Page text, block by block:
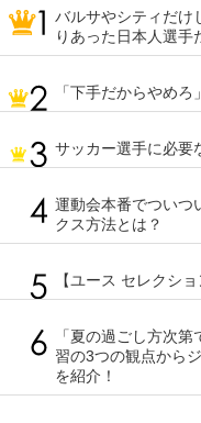
バルサやシティだ
りあった日本人選手
「下手だからやめ
サッカー選手に必要
運動会本番でついつ
クス方法とは？
【ユース セレクシ
「夏の過ごし方次
習の3つの観点から
を紹介！